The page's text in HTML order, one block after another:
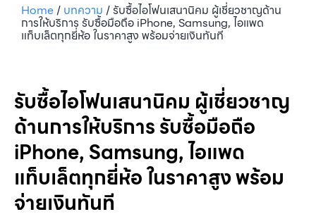
Home/ บทความ /รับซื้อไอโฟนเสนานิคม ผู้เชี่ยวชาญด้าน
การให้บริการ รับซื้อมือถือ iPhone, Samsung, ไอแพด
แท็บเล็ตทุกยี่ห้อ ในราคาสูง พร้อมจ่ายเงินทันที
รับซื้อไอโฟนเสนานิคม ผู้เชี่ยวชาญ
ด้านการให้บริการ รับซื้อมือถือ
iPhone, Samsung, ไอแพด
แท็บเล็ตทุกยี่ห้อ ในราคาสูง พร้อม
จ่ายเงินทันที